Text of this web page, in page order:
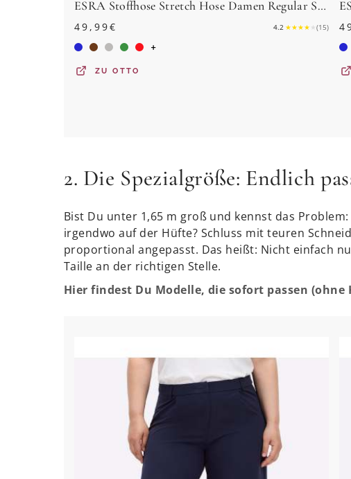
ESRA Stoffhose Stretch Hose Damen Regular Stoff-Hose Damen Elegant Hose elastisch High Waist Damen Hose Elegant Business Hose Stoffhose Straight Beige
49,99€ 4.2 ★★★★ ★ (15)
+
ZUOTTO
2. Die Spezialgröße: Endlich
Bist Du unter 1,65 m groß und kennst das
irgendwo auf der Hüfte? Schluss mit teuren
proportional angepasst. Das heißt: Nicht einfach
Taille an der richtigen Stelle.
Hier findest Du Modelle, die sofort passen (ohne